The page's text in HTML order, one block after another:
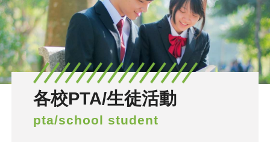
各校PTA/生徒活動
pta/school student